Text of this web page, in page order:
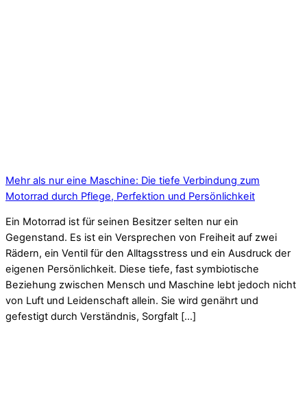
Mehr als nur eine Maschine: Die tiefe Verbindung zum
Motorrad durch Pflege, Perfektion und Persönlichkeit
Ein Motorrad ist für seinen Besitzer selten nur ein
Gegenstand. Es ist ein Versprechen von Freiheit auf zwei
Rädern, ein Ventil für den Alltagsstress und ein Ausdruck der
eigenen Persönlichkeit. Diese tiefe, fast symbiotische
Beziehung zwischen Mensch und Maschine lebt jedoch nicht
von Luft und Leidenschaft allein. Sie wird genährt und
gefestigt durch Verständnis, Sorgfalt […]